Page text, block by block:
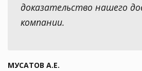
доказательство нашего
компании.
МУСАТОВ А.Е.